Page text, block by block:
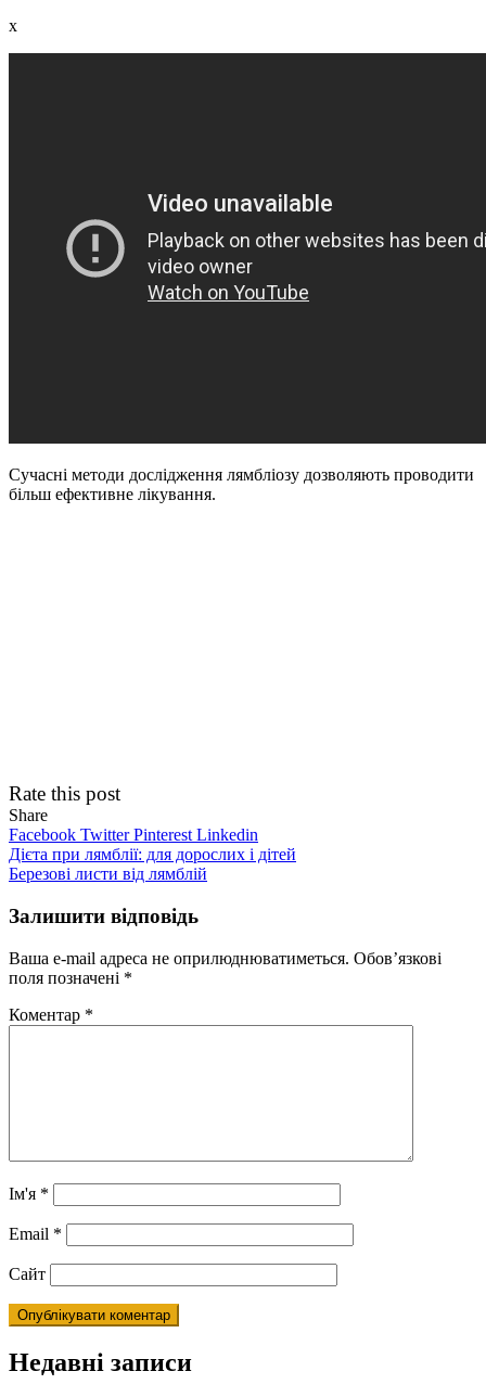
x
Сучасні методи дослідження лямбліозу дозволяють проводити
більш ефективне лікування.
Rate this post
Share
Facebook TwitterPinterest Linkedin
Навігація
записів
Дієта при лямблії: для дорослих і дітей
Березові листи від лямблій
Залишити відповідь
Ваша e-mail адреса не оприлюднюватиметься. Обов’язкові
поля позначені *
Коментар *
Ім'я *
Email *
Сайт
Недавні записи